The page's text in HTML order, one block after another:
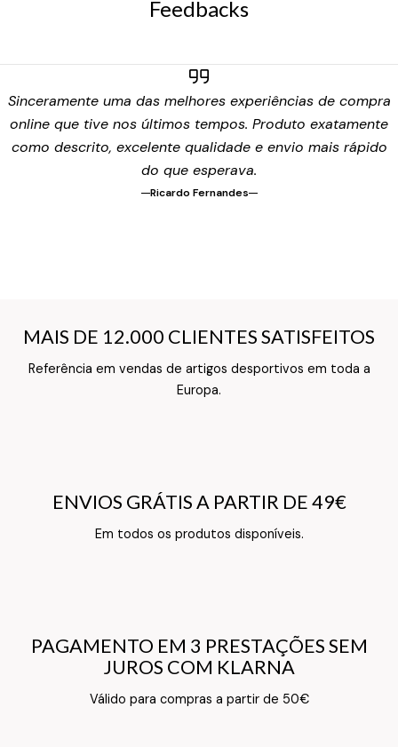
Feedbacks
Sinceramente uma das melhores experiências de compra
online que tive nos últimos tempos. Produto exatamente
como descrito, excelente qualidade e envio mais rápido
do que esperava.
Ricardo Fernandes
MAIS DE 12.000 CLIENTES SATISFEITOS
Referência em vendas de artigos desportivos em toda a
Europa.
MAIS DE 12.000 CLIENTES SATISFEITOS
Texto do Verso do Cartão de Informação
ENVIOS GRÁTIS A PARTIR DE 49€
Em todos os produtos disponíveis.
ENVIOS GRÁTIS A PARTIR DE 49€
Texto do Verso do Cartão de Informação
PAGAMENTO EM 3 PRESTAÇÕES SEM
JUROS COM KLARNA
Válido para compras a partir de 50€
PAGAMENTO EM 3 PRESTAÇÕES SEM
JUROS COM KLARNA
Texto do Verso do Cartão de Informação